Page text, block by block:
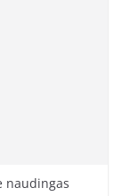
naudingas